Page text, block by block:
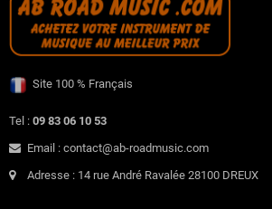
Site 100 % Français
Tel : 09 83 06 10 53
Email : contact@ab-roadmusic.com
Adresse : 14 rue André Ravalée 28100 DREUX